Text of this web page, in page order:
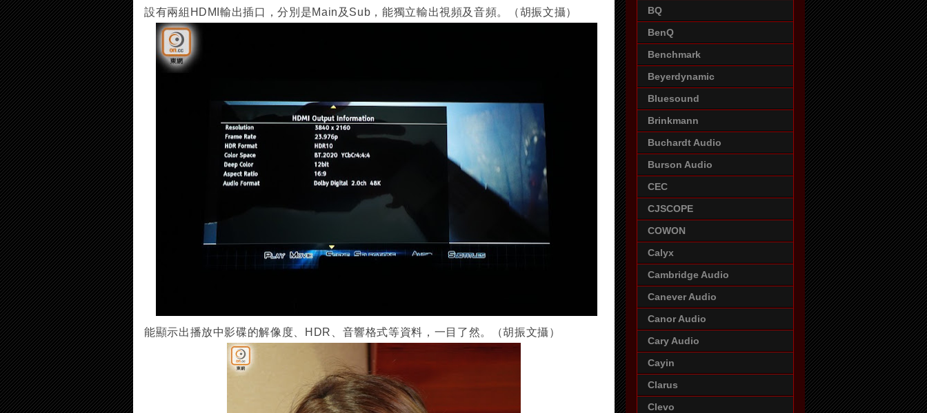
設有兩組HDMI輸出插口，分別是Main及Sub，能獨立輸出視頻及音頻。（胡振文攝）
能顯示出播放中影碟的解像度、HDR、音響格式等資料，一目了然。（胡振文攝）
BQ
BenQ
Benchmark
Beyerdynamic
Bluesound
Brinkmann
Buchardt Audio
Burson Audio
CEC
CJSCOPE
COWON
Calyx
Cambridge Audio
Canever Audio
Canor Audio
Cary Audio
Cayin
Clarus
Clevo